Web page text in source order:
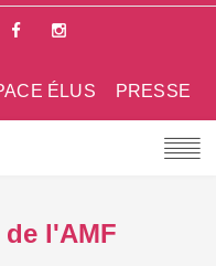
PRESSE
ÉLUS
l'AMF